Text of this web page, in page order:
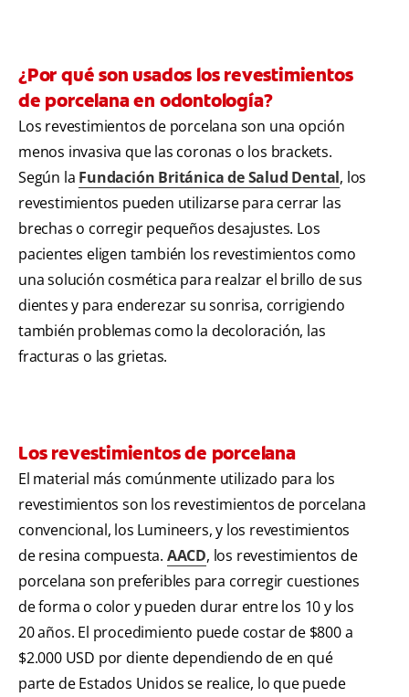
¿Por qué son usados los revestimientos
de porcelana en odontología?
Los revestimientos de porcelana son una opción
menos invasiva que las coronas o los brackets.
Según la Fundación Británica de Salud Dental, los
revestimientos pueden utilizarse para cerrar las
brechas o corregir pequeños desajustes. Los
pacientes eligen también los revestimientos como
una solución cosmética para realzar el brillo de sus
dientes y para enderezar su sonrisa, corrigiendo
también problemas como la decoloración, las
fracturas o las grietas.
Los revestimientos de porcelana
El material más comúnmente utilizado para los
revestimientos son los revestimientos de porcelana
convencional, los Lumineers, y los revestimientos
de resina compuesta. AACD, los revestimientos de
porcelana son preferibles para corregir cuestiones
de forma o color y pueden durar entre los 10 y los
20 años. El procedimiento puede costar de $800 a
$2.000 USD por diente dependiendo de en qué
parte de Estados Unidos se realice, lo que puede